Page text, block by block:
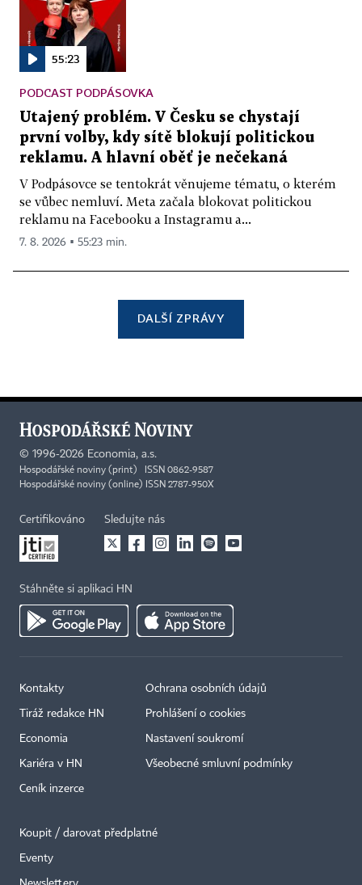
55:23
PODCAST PODPÁSOVKA
Utajený problém. V Česku se chystají
první volby, kdy sítě blokují politickou
reklamu. A hlavní oběť je nečekaná
V Podpásovce se tentokrát věnujeme tématu, o kterém
se vůbec nemluví. Meta začala blokovat politickou
reklamu na Facebooku a Instagramu a...
7. 8. 2026 ▪ 55:23 min.
DALŠÍ ZPRÁVY
© 1996-2026 Economia, a.s.
Hospodářské noviny (print) ISSN 0862-9587
Hospodářské noviny (online) ISSN 2787-950X
Certifikováno Sledujte nás
Stáhněte si aplikaci HN
Kontakty
Tiráž redakce HN
Economia
Kariéra v HN
Ceník inzerce
Ochrana osobních údajů
Prohlášení o cookies
Nastavení soukromí
Všeobecné smluvní podmínky
Koupit / darovat předplatné
Eventy